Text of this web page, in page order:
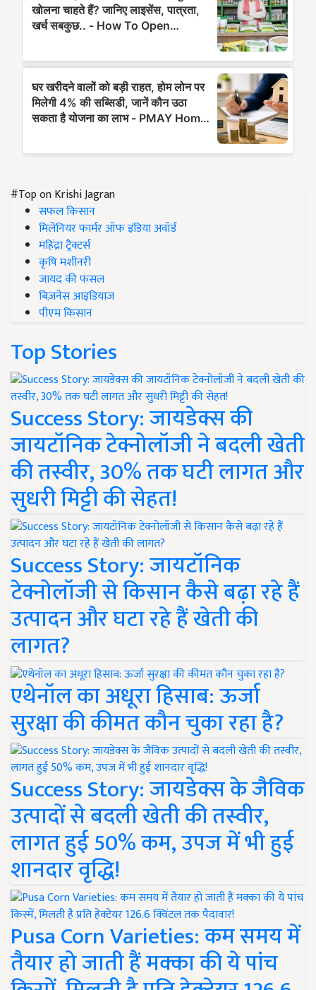
#Top on Krishi Jagran
सफल किसान
मिलेनियर फार्मर ऑफ इंडिया अवॉर्ड
महिंद्रा ट्रैक्टर्स
कृषि मशीनरी
जायद की फसल
बिज़नेस आइडियाज
पीएम किसान
Top Stories
Success Story: जायडेक्स की
जायटॉनिक टेक्नोलॉजी ने बदली खेती
की तस्वीर, 30% तक घटी लागत और
सुधरी मिट्टी की सेहत!
Success Story: जायटॉनिक
टेक्नोलॉजी से किसान कैसे बढ़ा रहे हैं
उत्पादन और घटा रहे हैं खेती की
लागत?
एथेनॉल का अधूरा हिसाब: ऊर्जा
सुरक्षा की कीमत कौन चुका रहा है?
Success Story: जायडेक्स के जैविक
उत्पादों से बदली खेती की तस्वीर,
लागत हुई 50% कम, उपज में भी हुई
शानदार वृद्धि!
Pusa Corn Varieties: कम समय में
तैयार हो जाती हैं मक्का की ये पांच